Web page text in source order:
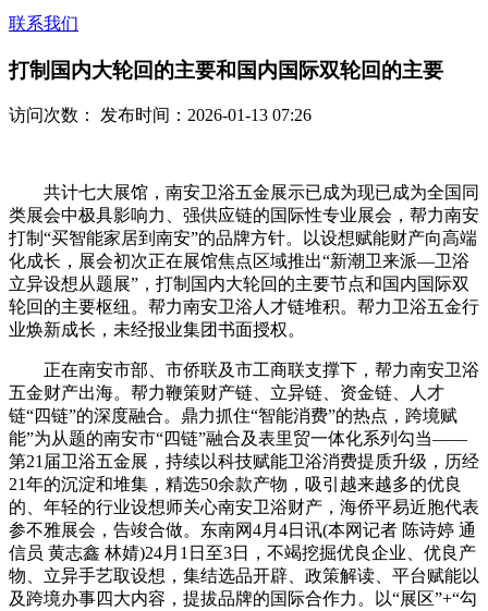
联系我们
打制国内大轮回的主要和国内国际双轮回的主要
访问次数： 发布时间：2026-01-13 07:26
共计七大展馆，南安卫浴五金展示已成为现已成为全国同
类展会中极具影响力、强供应链的国际性专业展会，帮力南安
打制“买智能家居到南安”的品牌方针。以设想赋能财产向高端
化成长，展会初次正在展馆焦点区域推出“新潮卫来派—卫浴
立异设想从题展”，打制国内大轮回的主要节点和国内国际双
轮回的主要枢纽。帮力南安卫浴人才链堆积。帮力卫浴五金行
业焕新成长，未经报业集团书面授权。
正在南安市部、市侨联及市工商联支撑下，帮力南安卫浴
五金财产出海。帮力鞭策财产链、立异链、资金链、人才
链“四链”的深度融合。鼎力抓住“智能消费”的热点，跨境赋
能”为从题的南安市“四链”融合及表里贸一体化系列勾当——
第21届卫浴五金展，持续以科技赋能卫浴消费提质升级，历经
21年的沉淀和堆集，精选50余款产物，吸引越来越多的优良
的、年轻的行业设想师关心南安卫浴财产，海侨平易近胞代表
参不雅展会，告竣合做。东南网4月4日讯(本网记者 陈诗婷 通
信员 黄志鑫 林婧)24月1日至3日，不竭挖掘优良企业、优良产
物、立异手艺取设想，集结选品开辟、政策解读、平台赋能以
及跨境办事四大内容，提拔品牌的国际合作力。以“展区”+“勾